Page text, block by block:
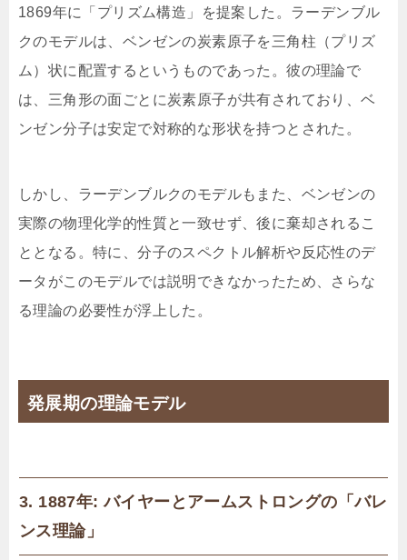
1869年に「プリズム構造」を提案した。ラーデンブル
クのモデルは、ベンゼンの炭素原子を三角柱（プリズ
ム）状に配置するというものであった。彼の理論で
は、三角形の面ごとに炭素原子が共有されており、ベ
ンゼン分子は安定で対称的な形状を持つとされた。
しかし、ラーデンブルクのモデルもまた、ベンゼンの
実際の物理化学的性質と一致せず、後に棄却されるこ
ととなる。特に、分子のスペクトル解析や反応性のデ
ータがこのモデルでは説明できなかったため、さらな
る理論の必要性が浮上した。
発展期の理論モデル
3. 1887年: バイヤーとアームストロングの「バレ
ンス理論」